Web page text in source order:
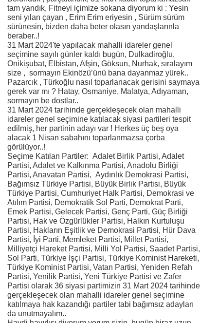
tam yandık, Fitneyi içimize sokana diyorum ki : Yesin
seni yılan çayan , Erim Erim eriyesin , Sürüm sürüm
sürünesin, bizden daha beter olasın yandaşlarınla
beraber..!
31 Mart 2024'te yapılacak mahalli idareler genel
seçimine sayılı günler kaldı bugün, Dulkadiroğlu,
Onikişubat, Elbistan, Afşin, Göksun, Nurhak, sıralayım
size , sormayın Ekinözü’ünü bana dayanmaz yürek..
Pazarcık , Türkoğlu nasıl toparlanacak gerisini saymaya
gerek var mı ? Hatay, Osmaniye, Malatya, Adıyaman,
sormayın be dostlar..
31 Mart 2024 tarihinde gerçekleşecek olan mahalli
idareler genel seçimine katılacak siyasi partileri tespit
edilmiş, her partinin adayı var ! Herkes üç beş oya
alacak 1 Nisan sabahını toparlanmazsa çorba
görülüyor..!
Seçime Katılan Partiler: Adalet Birlik Partisi, Adalet
Partisi, Adalet ve Kalkınma Partisi, Anadolu Birliği
Partisi, Anavatan Partisi, Aydınlık Demokrasi Partisi,
Bağımsız Türkiye Partisi, Büyük Birlik Partisi, Büyük
Türkiye Partisi, Cumhuriyet Halk Partisi, Demokrasi ve
Atılım Partisi, Demokratik Sol Parti, Demokrat Parti,
Emek Partisi, Gelecek Partisi, Genç Parti, Güç Birliği
Partisi, Hak ve Özgürlükler Partisi, Halkın Kurtuluşu
Partisi, Hakların Eşitlik ve Demokrasi Partisi, Hür Dava
Partisi, İyi Parti, Memleket Partisi, Millet Partisi,
Milliyetçi Hareket Partisi, Milli Yol Partisi, Saadet Partisi,
Sol Parti, Türkiye İşçi Partisi, Türkiye Kominist Hareketi,
Türkiye Kominist Partisi, Vatan Partisi, Yeniden Refah
Partisi, Yenilik Partisi, Yeni Türkiye Partisi ve Zafer
Partisi olarak 36 siyasi partimizin 31 Mart 2024 tarihinde
gerçekleşecek olan mahalli idareler genel seçimine
katılmaya hak kazandığı partiler tabi bağımsız adayları
da unutmayalım..